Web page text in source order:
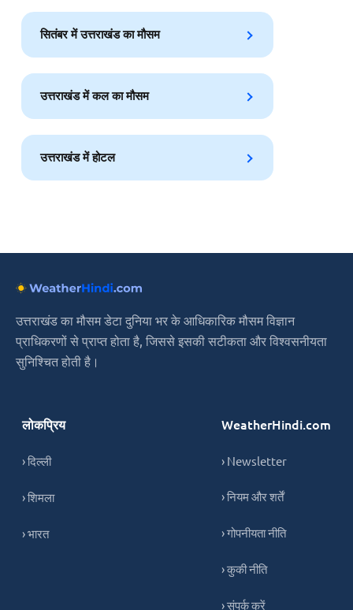
सितंबर में उत्तराखंड का मौसम
उत्तराखंड में कल का मौसम
उत्तराखंड में होटल
उत्तराखंड का मौसम डेटा दुनिया भर के आधिकारिक मौसम विज्ञान
प्राधिकरणों से प्राप्त होता है, जिससे इसकी सटीकता और विश्वसनीयता
सुनिश्चित होती है।
लोकप्रिय
› दिल्ली
› शिमला
› भारत
WeatherHindi.com
› Newsletter
› नियम और शर्तें
› गोपनीयता नीति
› कुकी नीति
› संपर्क करें